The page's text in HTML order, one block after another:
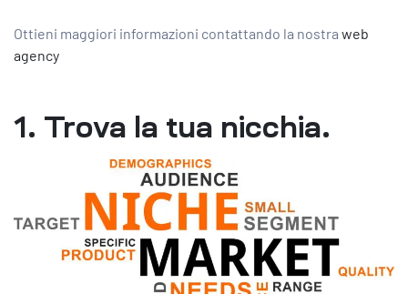
Ottieni maggiori informazioni contattando la nostra web
agency
1. Trova la tua nicchia.